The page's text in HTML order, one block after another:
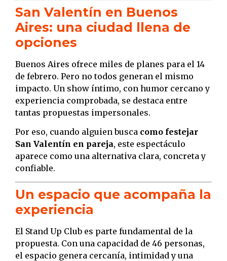
San Valentín en Buenos
Aires: una ciudad llena de
opciones
Buenos Aires ofrece miles de planes para el 14
de febrero. Pero no todos generan el mismo
impacto. Un show íntimo, con humor cercano y
experiencia comprobada, se destaca entre
tantas propuestas impersonales.
Por eso, cuando alguien busca como festejar
San Valentín en pareja, este espectáculo
aparece como una alternativa clara, concreta y
confiable.
Un espacio que acompaña la
experiencia
El Stand Up Club es parte fundamental de la
propuesta. Con una capacidad de 46 personas,
el espacio genera cercanía, intimidad y una